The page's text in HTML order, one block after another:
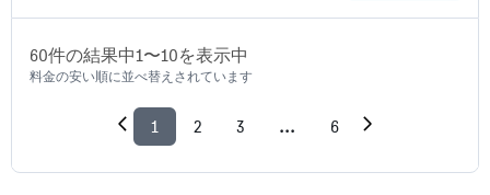
60​件の結果中1​〜10​を表示中
料金の安い順に並べ替えされています
1 2 3 ... 6